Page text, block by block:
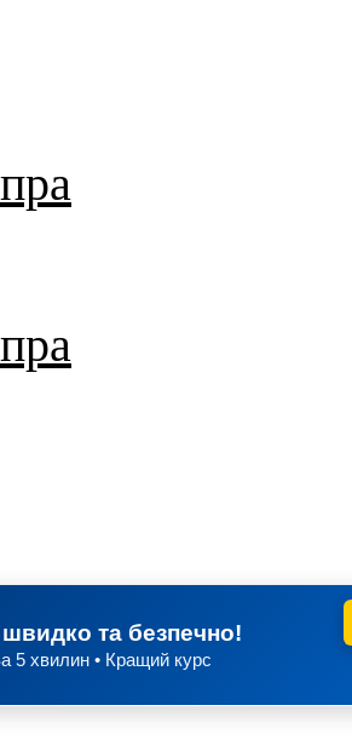
та безпечно!
5 хвилин • Кращий курс